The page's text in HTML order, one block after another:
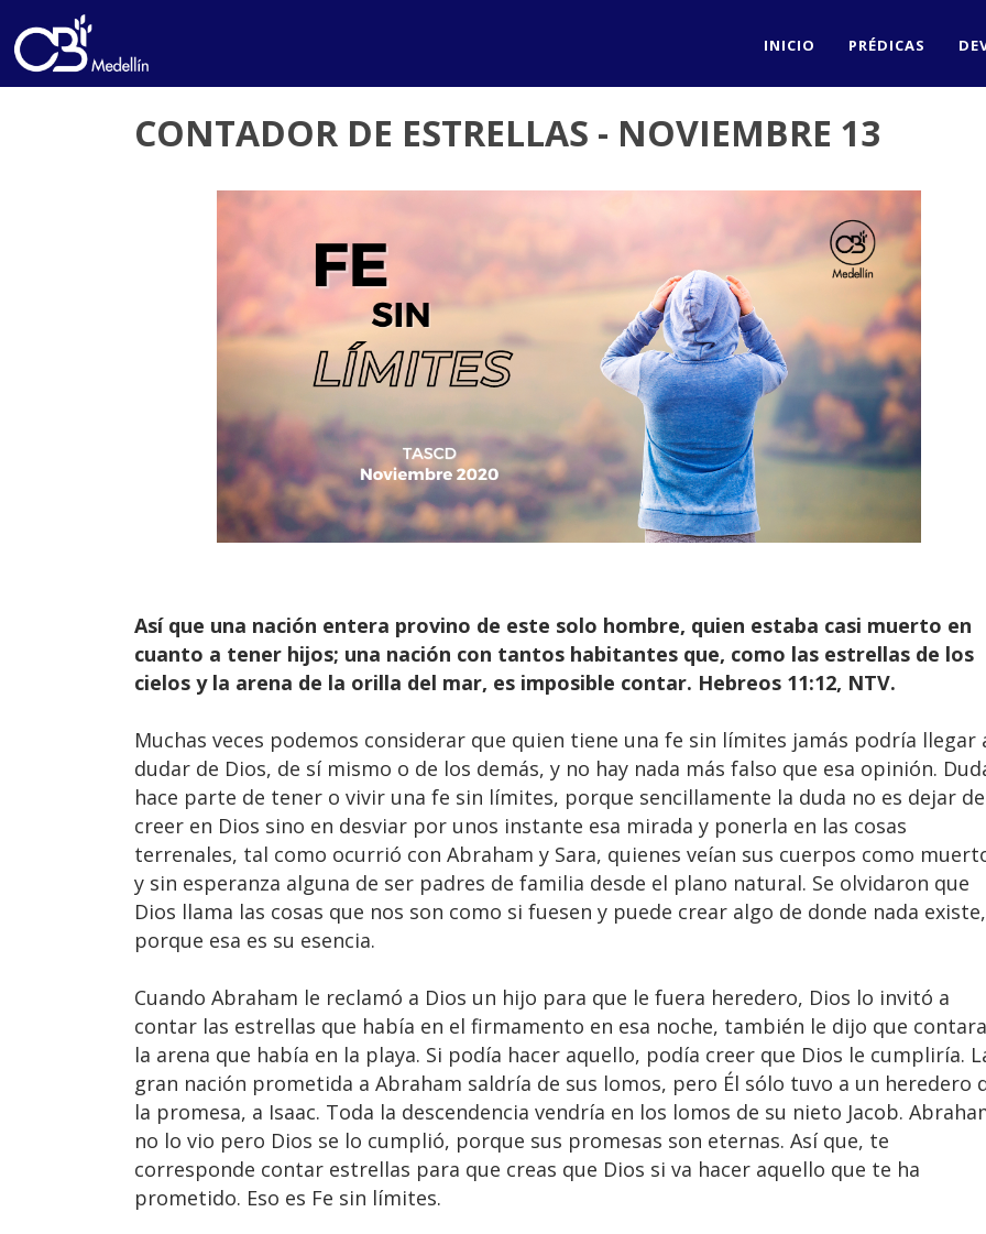
INICIO PRÉDICAS
CONTADOR DE ESTRELLAS - NOVIEMBRE 13
Así que una nación entera provino de este solo hombre, quien estaba casi muerto en
cuanto a tener hijos; una nación con tantos habitantes que, como las estrellas de los
cielos y la arena de la orilla del mar, es imposible contar. Hebreos 11:12, NTV.
Muchas veces podemos considerar que quien tiene una fe sin límites jamás podría llegar
dudar de Dios, de sí mismo o de los demás, y no hay nada más falso que esa opinión.
hace parte de tener o vivir una fe sin límites, porque sencillamente la duda no es dejar de
creer en Dios sino en desviar por unos instante esa mirada y ponerla en las cosas
terrenales, tal como ocurrió con Abraham y Sara, quienes veían sus cuerpos como
y sin esperanza alguna de ser padres de familia desde el plano natural. Se olvidaron que
Dios llama las cosas que nos son como si fuesen y puede crear algo de donde nada existe,
porque esa es su esencia.
Cuando Abraham le reclamó a Dios un hijo para que le fuera heredero, Dios lo invitó a
contar las estrellas que había en el firmamento en esa noche, también le dijo que contara
la arena que había en la playa. Si podía hacer aquello, podía creer que Dios le cumpliría.
gran nación prometida a Abraham saldría de sus lomos, pero Él sólo tuvo a un heredero
la promesa, a Isaac. Toda la descendencia vendría en los lomos de su nieto Jacob.
no lo vio pero Dios se lo cumplió, porque sus promesas son eternas. Así que, te
corresponde contar estrellas para que creas que Dios si va hacer aquello que te ha
prometido. Eso es Fe sin límites.